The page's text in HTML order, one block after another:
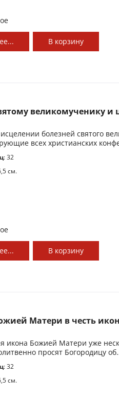
В корзину
великомученику и
болезней святого
всех христианских
: 32
см.
В корзину
Матери в честь
икона Божией Матери уже
просят Богородицу
: 32
см.